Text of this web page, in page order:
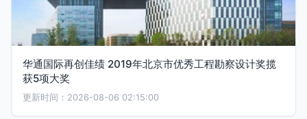
华通国际再创佳绩 2019年北京市优秀工程勘察设计奖揽
获5项大奖
更新时间：2026-08-06 02:15:00